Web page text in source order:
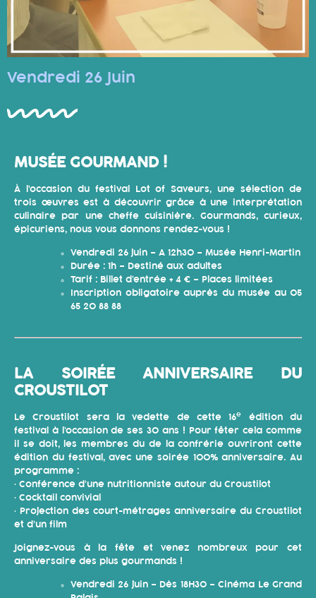
Vendredi 26 Juin
MUSÉE GOURMAND !
À l’occasion du festival Lot of Saveurs, une sélection de
trois œuvres est à découvrir grâce à une interprétation
culinaire par une cheffe cuisinière. Gourmands, curieux,
épicuriens, nous vous donnons rendez-vous !
Vendredi 26 juin – A 12h30 – Musée Henri-Martin
Durée : 1h – Destiné aux adultes
Tarif : Billet d’entrée + 4 € – Places limitées
Inscription obligatoire auprès du musée au 05
65 20 88 88
LA SOIRÉE ANNIVERSAIRE DU
CROUSTILOT
Le Croustilot sera la vedette de cette 16e
édition du
festival à l’occasion de ses 30 ans ! Pour fêter cela comme
il se doit, les membres du de la confrérie ouvriront cette
édition du festival, avec une soirée 100% anniversaire. Au
programme :
• Conférence d’une nutritionniste autour du Croustilot
• Cocktail convivial
• Projection des court-métrages anniversaire du Croustilot
et d’un film
Joignez-vous à la fête et venez nombreux pour cet
anniversaire des plus gourmands !
Vendredi 26 juin – Dès 18H30 – Cinéma Le Grand